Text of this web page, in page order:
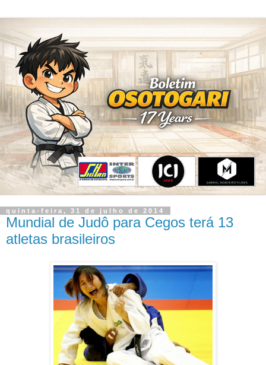
quinta-feira, 31 de julho de 2014
Mundial de Judô para Cegos terá 13
atletas brasileiros